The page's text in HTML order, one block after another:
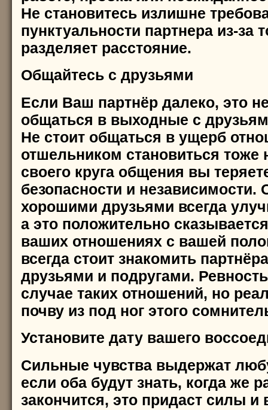
Не становитесь излишне
пунктуальности партнера из-за
разделяет расстояние.
Общайтесь с друзьями
Если Ваш партнёр далеко, это
общаться в выходные с
Не стоит общаться в ущерб
отшельником становиться тоже
своего круга общения вы
безопасности и независимости.
хорошими друзьями всегда
а это положительно
ваших отношениях с вашей
всегда стоит знакомить
друзьями и подругами.
случае таких отношений, но
почву из под ног этого
Установите дату вашего
Сильные чувства выдержат
если оба будут знать, когда же
закончится, это придаст силы и